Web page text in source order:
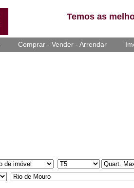
Temos as
Comprar - Vender - Arrendar